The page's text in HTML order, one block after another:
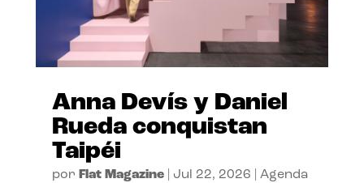
Anna Devís y Daniel
Rueda conquistan
Taipéi
por Flat Magazine| Jul 22, 2026 Agenda